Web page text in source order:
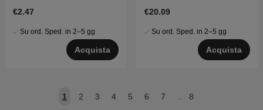
€2.47
Su ord. Sped. in 2–5 gg
Acquista
€20.09
Su ord. Sped. in 2–5 gg
Acquista
1 2 3 4 5 6 7 8